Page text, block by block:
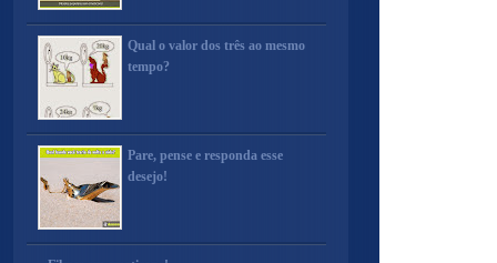
Qual o valor dos três ao mesmo
tempo?
Pare, pense e responda esse
desejo!